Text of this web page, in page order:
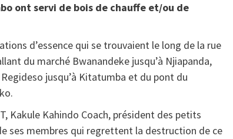
ont servi de bois de chauffe et/ou de
d’essence qui se trouvaient le long de la rue
du marché Bwanandeke jusqu’à Njiapanda,
jusqu’à Kitatumba et du pont du
Kakule Kahindo Coach, président des petits
ses membres qui regrettent la destruction de ce